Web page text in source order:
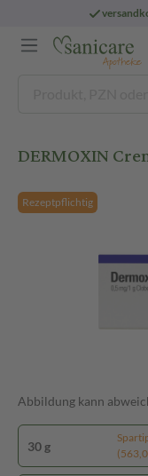
DERMOXIN
Rezeptpflichtig
Abbildung kann
30 g